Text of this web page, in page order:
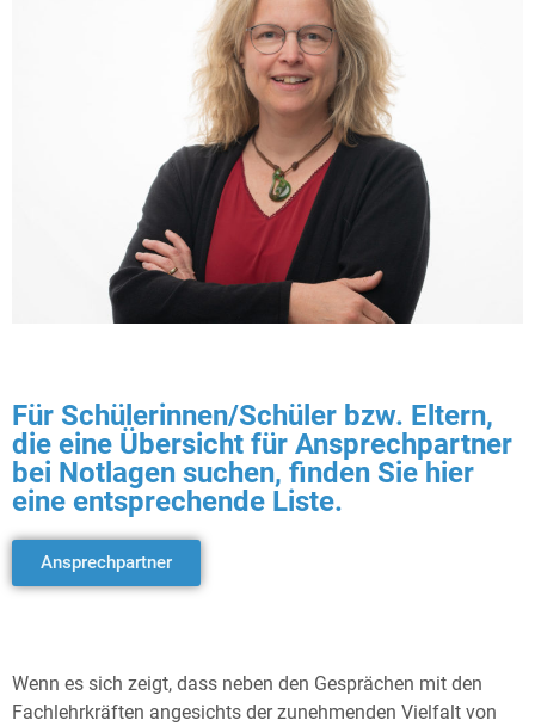
Für Schülerinnen/Schüler bzw. Eltern,
die eine Übersicht für Ansprechpartner
bei Notlagen suchen, finden Sie hier
eine entsprechende Liste.
Ansprechpartner
Wenn es sich zeigt, dass neben den Gesprächen mit den
Fachlehrkräften angesichts der zunehmenden Vielfalt von